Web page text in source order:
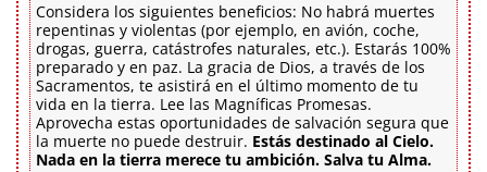
Considera los siguientes beneficios: No habrá muertes
repentinas y violentas (por ejemplo, en avión, coche,
drogas, guerra, catástrofes naturales, etc.). Estarás 100%
preparado y en paz. La gracia de Dios, a través de los
Sacramentos, te asistirá en el último momento de tu
vida en la tierra. Lee las Magníficas Promesas.
Aprovecha estas oportunidades de salvación segura que
la muerte no puede destruir. Estás destinado al Cielo.
Nada en la tierra merece tu ambición. Salva tu Alma.